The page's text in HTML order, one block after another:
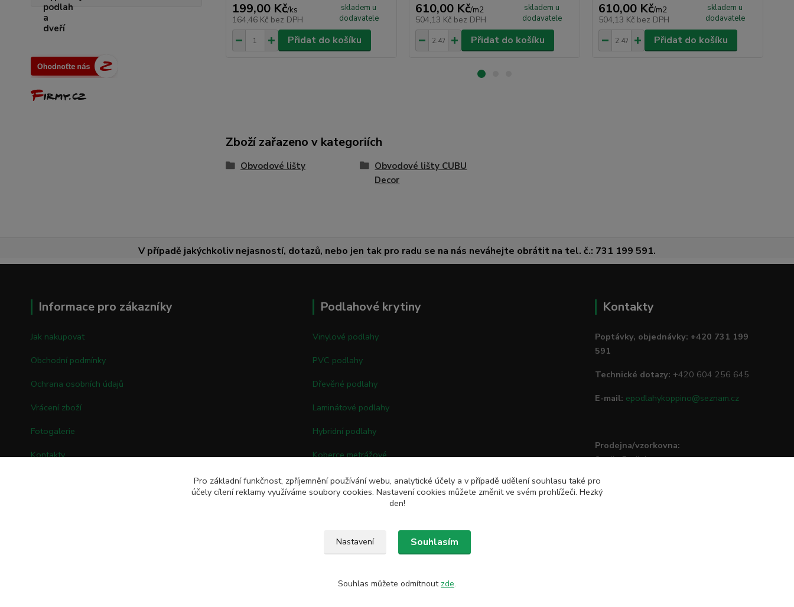
199,00 Kč/ks
164,46 Kč bez DPH
skladem u
dodavatele
Přidat do košíku
610,00 Kč/m2
504,13 Kč bez DPH
skladem u
dodavatele
Přidat do košíku
610,00 Kč/m2
504,13 Kč bez DPH
skladem u
dodavatele
Přidat do košíku
Zboží zařazeno v kategoriích
Obvodové lišty
Obvodové lišty CUBU
Decor
V případě jakýchkoliv nejasností, dotazů, nebo jen tak pro radu se na nás neváhejte obrátit na tel. č.: 731 199 591.
Informace pro zákazníky
Jak nakupovat
Obchodní podmínky
Ochrana osobních údajů
Vrácení zboží
Fotogalerie
Kontakty
Podlahové krytiny
Vinylové podlahy
PVC podlahy
Dřevěné podlahy
Laminátové podlahy
Hybridní podlahy
Koberce metrážové
Kobercové čtverce
Kontakty
Poptávky, objednávky: +420 731 199
591
Technické dotazy: +420 604 256 645
E-mail: epodlahykoppino@seznam.cz
Prodejna/vzorkovna:
Studio Podlah
74801 Hlučín
Pro základní funkčnost, zpříjemnění používání webu, analytické účely a v případě udělení souhlasu také pro
účely cílení reklamy využíváme soubory cookies. Nastavení cookies můžete změnit ve svém prohlížeči. Hezký
den!
Nastavení Souhlasím
Souhlas můžete odmítnout zde.